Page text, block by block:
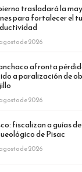
trasladará la
para fortalecer el
de 2026
afronta
a paralización de
de 2026
fiscalizan a guías
de Pisac
de 2026